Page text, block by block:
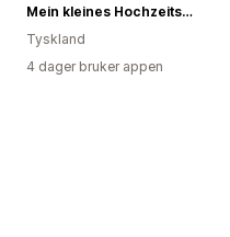
Mein kleines Hochzeitsbüro
Tyskland
4 dager bruker appen